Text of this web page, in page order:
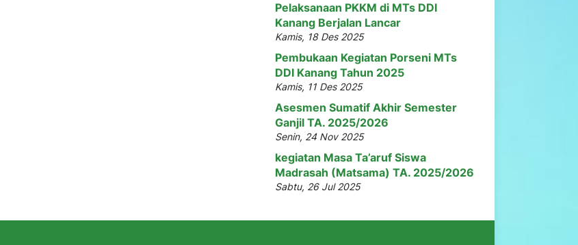
Pelaksanaan PKKM di MTs DDI
Kanang Berjalan Lancar
Kamis, 18 Des 2025
Pembukaan Kegiatan Porseni MTs
DDI Kanang Tahun 2025
Kamis, 11 Des 2025
Asesmen Sumatif Akhir Semester
Ganjil TA. 2025/2026
Senin, 24 Nov 2025
kegiatan Masa Ta’aruf Siswa
Madrasah (Matsama) TA. 2025/2026
Sabtu, 26 Jul 2025